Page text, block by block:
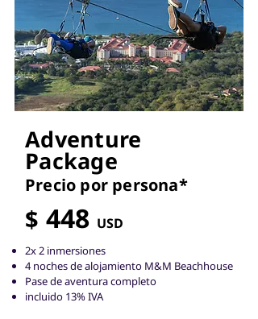
2x 2 inmersiones
4 noches de alojamiento M&M Beachhouse
Pase de aventura completo
incluido 13% IVA
$ 448 USD
Adventure
Package
Precio por persona*